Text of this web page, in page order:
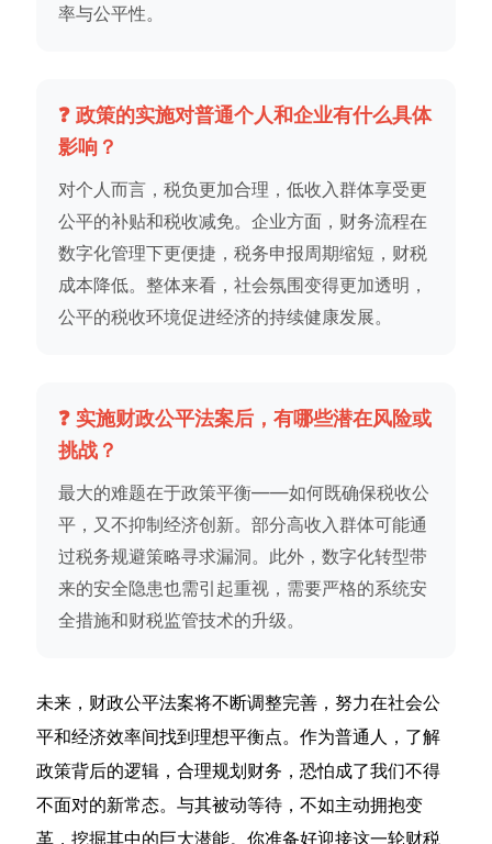
率与公平性。
❓ 政策的实施对普通个人和企业有什么具体
影响？
对个人而言，税负更加合理，低收入群体享受更
公平的补贴和税收减免。企业方面，财务流程在
数字化管理下更便捷，税务申报周期缩短，财税
成本降低。整体来看，社会氛围变得更加透明，
公平的税收环境促进经济的持续健康发展。
❓ 实施财政公平法案后，有哪些潜在风险或
挑战？
最大的难题在于政策平衡——如何既确保税收公
平，又不抑制经济创新。部分高收入群体可能通
过税务规避策略寻求漏洞。此外，数字化转型带
来的安全隐患也需引起重视，需要严格的系统安
全措施和财税监管技术的升级。
未来，财政公平法案将不断调整完善，努力在社会公
平和经济效率间找到理想平衡点。作为普通人，了解
政策背后的逻辑，合理规划财务，恐怕成了我们不得
不面对的新常态。与其被动等待，不如主动拥抱变
革，挖掘其中的巨大潜能。你准备好迎接这一轮财税